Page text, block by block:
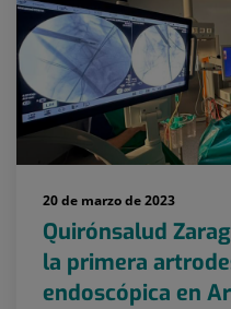
20 de marzo de 2023
Quirónsalud
la primera
endoscópica en